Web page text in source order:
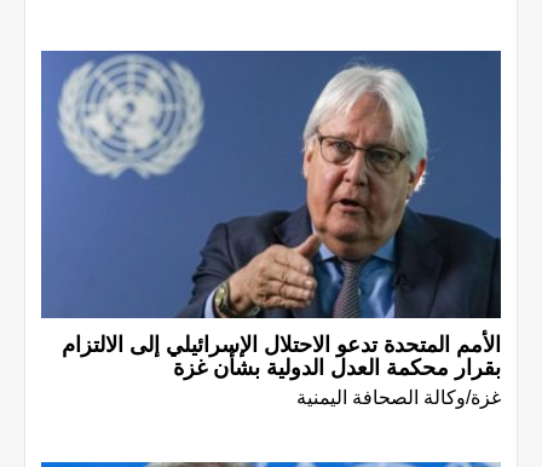
الأمم المتحدة تدعو الاحتلال الإسرائيلي إلى الالتزام
بقرار محكمة العدل الدولية بشأن غزة
غزة/وكالة الصحافة اليمنية